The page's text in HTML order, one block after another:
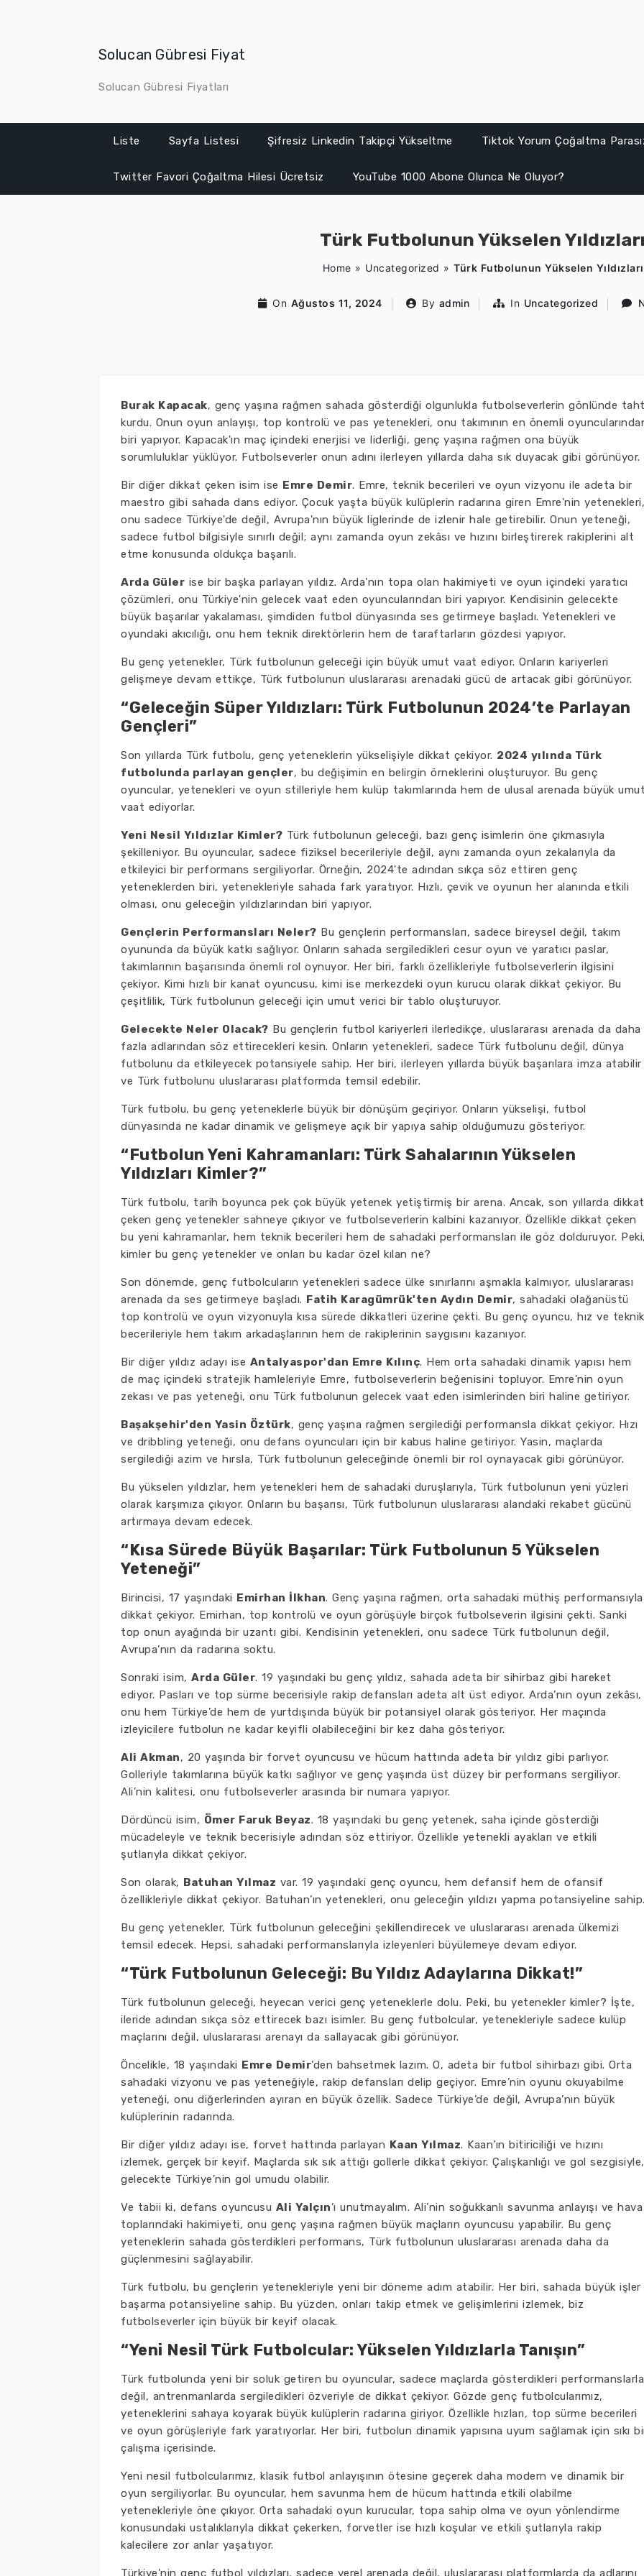
Solucan Gübresi Fiyat
Solucan Gübresi Fiyatları
Liste Sayfa Listesi Şifresiz Linkedin Takipçi Yükseltme Tiktok Yorum Çoğaltma
Twitter Favori Çoğaltma Hilesi Ücretsiz YouTube 1000 Abone Olunca Ne Oluyor?
Türk Futbolunun Yükselen
Home » Uncategorized » Türk Futbolunun Yükselen Yıldızları
On Ağustos 11, 2024 By admin In Uncategorized
Burak Kapacak, genç yaşına rağmen sahada gösterdiği olgunlukla futbolseverlerin gönlünde
kurdu. Onun oyun anlayışı, top kontrolü ve pas yetenekleri, onu takımının en önemli
biri yapıyor. Kapacak'ın maç içindeki enerjisi ve liderliği, genç yaşına rağmen ona büyük
sorumluluklar yüklüyor. Futbolseverler onun adını ilerleyen yıllarda daha sık duyacak gibi görünüyor.
Bir diğer dikkat çeken isim ise Emre Demir. Emre, teknik becerileri ve oyun vizyonu ile adeta bir
maestro gibi sahada dans ediyor. Çocuk yaşta büyük kulüplerin radarına giren Emre'nin yetenekleri,
onu sadece Türkiye'de değil, Avrupa'nın büyük liglerinde de izlenir hale getirebilir. Onun yeteneği,
sadece futbol bilgisiyle sınırlı değil; aynı zamanda oyun zekâsı ve hızını birleştirerek rakiplerini alt
etme konusunda oldukça başarılı.
Arda Güler ise bir başka parlayan yıldız. Arda'nın topa olan hakimiyeti ve oyun içindeki yaratıcı
çözümleri, onu Türkiye'nin gelecek vaat eden oyuncularından biri yapıyor. Kendisinin gelecekte
büyük başarılar yakalaması, şimdiden futbol dünyasında ses getirmeye başladı. Yetenekleri ve
oyundaki akıcılığı, onu hem teknik direktörlerin hem de taraftarların gözdesi yapıyor.
Bu genç yetenekler, Türk futbolunun geleceği için büyük umut vaat ediyor. Onların kariyerleri
gelişmeye devam ettikçe, Türk futbolunun uluslararası arenadaki gücü de artacak gibi görünüyor.
“Geleceğin Süper Yıldızları: Türk Futbolunun 2024’te Parlayan
Gençleri”
Son yıllarda Türk futbolu, genç yeteneklerin yükselişiyle dikkat çekiyor. 2024 yılında Türk
futbolunda parlayan gençler, bu değişimin en belirgin örneklerini oluşturuyor. Bu genç
oyuncular, yetenekleri ve oyun stilleriyle hem kulüp takımlarında hem de ulusal arenada büyük
vaat ediyorlar.
Yeni Nesil Yıldızlar Kimler? Türk futbolunun geleceği, bazı genç isimlerin öne çıkmasıyla
şekilleniyor. Bu oyuncular, sadece fiziksel becerileriyle değil, aynı zamanda oyun zekalarıyla da
etkileyici bir performans sergiliyorlar. Örneğin, 2024'te adından sıkça söz ettiren genç
yeteneklerden biri, yetenekleriyle sahada fark yaratıyor. Hızlı, çevik ve oyunun her alanında etkili
olması, onu geleceğin yıldızlarından biri yapıyor.
Gençlerin Performansları Neler? Bu gençlerin performansları, sadece bireysel değil, takım
oyununda da büyük katkı sağlıyor. Onların sahada sergiledikleri cesur oyun ve yaratıcı paslar,
takımlarının başarısında önemli rol oynuyor. Her biri, farklı özellikleriyle futbolseverlerin ilgisini
çekiyor. Kimi hızlı bir kanat oyuncusu, kimi ise merkezdeki oyun kurucu olarak dikkat çekiyor. Bu
çeşitlilik, Türk futbolunun geleceği için umut verici bir tablo oluşturuyor.
Gelecekte Neler Olacak? Bu gençlerin futbol kariyerleri ilerledikçe, uluslararası arenada da daha
fazla adlarından söz ettirecekleri kesin. Onların yetenekleri, sadece Türk futbolunu değil, dünya
futbolunu da etkileyecek potansiyele sahip. Her biri, ilerleyen yıllarda büyük başarılara imza atabilir
ve Türk futbolunu uluslararası platformda temsil edebilir.
Türk futbolu, bu genç yeteneklerle büyük bir dönüşüm geçiriyor. Onların yükselişi, futbol
dünyasında ne kadar dinamik ve gelişmeye açık bir yapıya sahip olduğumuzu gösteriyor.
“Futbolun Yeni Kahramanları: Türk Sahalarının Yükselen
Yıldızları Kimler?”
Türk futbolu, tarih boyunca pek çok büyük yetenek yetiştirmiş bir arena. Ancak, son yıllarda dikkat
çeken genç yetenekler sahneye çıkıyor ve futbolseverlerin kalbini kazanıyor. Özellikle dikkat çeken
bu yeni kahramanlar, hem teknik becerileri hem de sahadaki performansları ile göz dolduruyor.
kimler bu genç yetenekler ve onları bu kadar özel kılan ne?
Son dönemde, genç futbolcuların yetenekleri sadece ülke sınırlarını aşmakla kalmıyor, uluslararası
arenada da ses getirmeye başladı. Fatih Karagümrük'ten Aydın Demir, sahadaki olağanüstü
top kontrolü ve oyun vizyonuyla kısa sürede dikkatleri üzerine çekti. Bu genç oyuncu, hız ve teknik
becerileriyle hem takım arkadaşlarının hem de rakiplerinin saygısını kazanıyor.
Bir diğer yıldız adayı ise Antalyaspor'dan Emre Kılınç. Hem orta sahadaki dinamik yapısı hem
de maç içindeki stratejik hamleleriyle Emre, futbolseverlerin beğenisini topluyor. Emre'nin oyun
zekası ve pas yeteneği, onu Türk futbolunun gelecek vaat eden isimlerinden biri haline getiriyor.
Başakşehir'den Yasin Öztürk, genç yaşına rağmen sergilediği performansla dikkat çekiyor. Hızı
ve dribbling yeteneği, onu defans oyuncuları için bir kabus haline getiriyor. Yasin, maçlarda
sergilediği azim ve hırsla, Türk futbolunun geleceğinde önemli bir rol oynayacak gibi görünüyor.
Bu yükselen yıldızlar, hem yetenekleri hem de sahadaki duruşlarıyla, Türk futbolunun yeni yüzleri
olarak karşımıza çıkıyor. Onların bu başarısı, Türk futbolunun uluslararası alandaki rekabet gücünü
artırmaya devam edecek.
“Kısa Sürede Büyük Başarılar: Türk Futbolunun 5 Yükselen
Yeteneği”
Birincisi, 17 yaşındaki Emirhan İlkhan. Genç yaşına rağmen, orta sahadaki müthiş performansıyla
dikkat çekiyor. Emirhan, top kontrolü ve oyun görüşüyle birçok futbolseverin ilgisini çekti. Sanki
top onun ayağında bir uzantı gibi. Kendisinin yetenekleri, onu sadece Türk futbolunun değil,
Avrupa’nın da radarına soktu.
Sonraki isim, Arda Güler. 19 yaşındaki bu genç yıldız, sahada adeta bir sihirbaz gibi hareket
ediyor. Pasları ve top sürme becerisiyle rakip defansları adeta alt üst ediyor. Arda’nın oyun zekâsı,
onu hem Türkiye’de hem de yurtdışında büyük bir potansiyel olarak gösteriyor. Her maçında
izleyicilere futbolun ne kadar keyifli olabileceğini bir kez daha gösteriyor.
Ali Akman, 20 yaşında bir forvet oyuncusu ve hücum hattında adeta bir yıldız gibi parlıyor.
Golleriyle takımlarına büyük katkı sağlıyor ve genç yaşında üst düzey bir performans sergiliyor.
Ali’nin kalitesi, onu futbolseverler arasında bir numara yapıyor.
Dördüncü isim, Ömer Faruk Beyaz. 18 yaşındaki bu genç yetenek, saha içinde gösterdiği
mücadeleyle ve teknik becerisiyle adından söz ettiriyor. Özellikle yetenekli ayakları ve etkili
şutlarıyla dikkat çekiyor.
Son olarak, Batuhan Yılmaz var. 19 yaşındaki genç oyuncu, hem defansif hem de ofansif
özellikleriyle dikkat çekiyor. Batuhan’ın yetenekleri, onu geleceğin yıldızı yapma potansiyeline
Bu genç yetenekler, Türk futbolunun geleceğini şekillendirecek ve uluslararası arenada ülkemizi
temsil edecek. Hepsi, sahadaki performanslarıyla izleyenleri büyülemeye devam ediyor.
“Türk Futbolunun Geleceği: Bu Yıldız Adaylarına Dikkat!”
Türk futbolunun geleceği, heyecan verici genç yeteneklerle dolu. Peki, bu yetenekler kimler? İşte,
ileride adından sıkça söz ettirecek bazı isimler. Bu genç futbolcular, yetenekleriyle sadece kulüp
maçlarını değil, uluslararası arenayı da sallayacak gibi görünüyor.
Öncelikle, 18 yaşındaki Emre Demir’den bahsetmek lazım. O, adeta bir futbol sihirbazı gibi. Orta
sahadaki vizyonu ve pas yeteneğiyle, rakip defansları delip geçiyor. Emre’nin oyunu okuyabilme
yeteneği, onu diğerlerinden ayıran en büyük özellik. Sadece Türkiye’de değil, Avrupa’nın büyük
kulüplerinin radarında.
Bir diğer yıldız adayı ise, forvet hattında parlayan Kaan Yılmaz. Kaan’ın bitiriciliği ve hızını
izlemek, gerçek bir keyif. Maçlarda sık sık attığı gollerle dikkat çekiyor. Çalışkanlığı ve gol sezgisiyle,
gelecekte Türkiye’nin gol umudu olabilir.
Ve tabii ki, defans oyuncusu Ali Yalçın’ı unutmayalım. Ali’nin soğukkanlı savunma anlayışı ve hava
toplarındaki hakimiyeti, onu genç yaşına rağmen büyük maçların oyuncusu yapabilir. Bu genç
yeteneklerin sahada gösterdikleri performans, Türk futbolunun uluslararası arenada daha da
güçlenmesini sağlayabilir.
Türk futbolu, bu gençlerin yetenekleriyle yeni bir döneme adım atabilir. Her biri, sahada büyük işler
başarma potansiyeline sahip. Bu yüzden, onları takip etmek ve gelişimlerini izlemek, biz
futbolseverler için büyük bir keyif olacak.
“Yeni Nesil Türk Futbolcular: Yükselen Yıldızlarla Tanışın”
Türk futbolunda yeni bir soluk getiren bu oyuncular, sadece maçlarda gösterdikleri performanslarla
değil, antrenmanlarda sergiledikleri özveriyle de dikkat çekiyor. Gözde genç futbolcularımız,
yeteneklerini sahaya koyarak büyük kulüplerin radarına giriyor. Özellikle hızları, top sürme becerileri
ve oyun görüşleriyle fark yaratıyorlar. Her biri, futbolun dinamik yapısına uyum sağlamak için sıkı
çalışma içerisinde.
Yeni nesil futbolcularımız, klasik futbol anlayışının ötesine geçerek daha modern ve dinamik bir
oyun sergiliyorlar. Bu oyuncular, hem savunma hem de hücum hattında etkili olabilme
yetenekleriyle öne çıkıyor. Orta sahadaki oyun kurucular, topa sahip olma ve oyun yönlendirme
konusundaki ustalıklarıyla dikkat çekerken, forvetler ise hızlı koşular ve etkili şutlarıyla rakip
kalecilere zor anlar yaşatıyor.
Türkiye'nin genç futbol yıldızları, sadece yerel arenada değil, uluslararası platformlarda da adlarını